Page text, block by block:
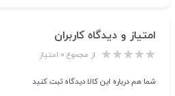
امتیاز و دیدگاه کاربران
از مجموع ۰ امتیاز
شما هم درباره این کالا دیدگاه ثبت کنید